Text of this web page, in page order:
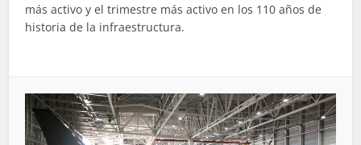
más activo y el trimestre más activo en los 110 años de
historia de la infraestructura.